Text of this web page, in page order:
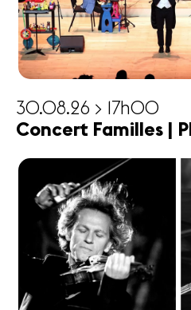
30.08.26 > 17h00
Concert Familles |